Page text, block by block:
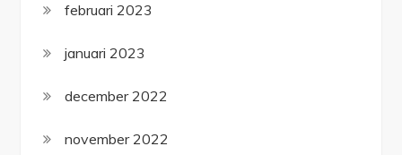
februari 2023
januari 2023
december 2022
november 2022